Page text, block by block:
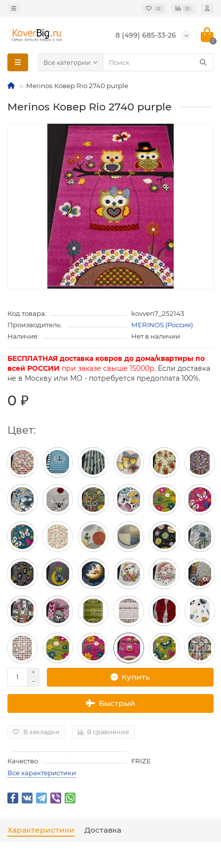
0 0
8 (499) 685-33-26
0
Все категории
Merinos Ковер Rio 2740 purple
Merinos Ковер Rio 2740 purple
Код товара:
kovven7_252143
Производитель:
MERINOS (Россия)
Наличие:
Нет в наличии
БЕСПЛАТНАЯ доставка ковров до дома/квартиры по
всей РОССИИ при заказе свыше 15000р. Если доставка
не в Москву или МО - потребуется предоплата 100%.
0 ₽
Цвет:
Купить
Быстрый
В закладки В сравнение
Качество
FRIZE
Все характеристики
Характеристики Доставка